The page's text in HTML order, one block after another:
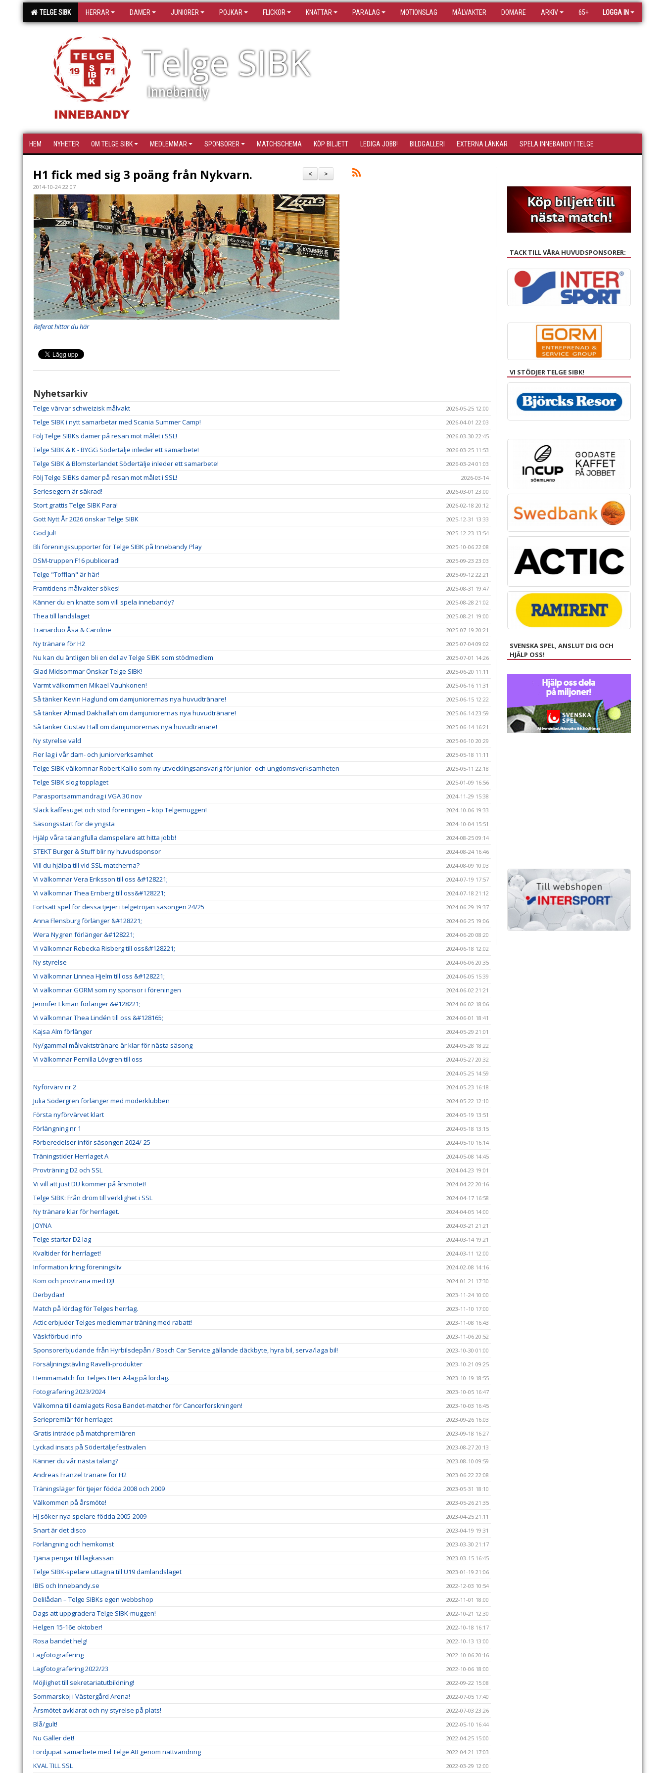
TELGE SIBK HERRAR DAMER JUNIORER POJKAR FLICKOR KNATTAR PARALAG MOTIONSLAG MÅLVAKTER DOMARE ARKIV 65+ LOGGA IN
Telge SIBK
Innebandy
HEM NYHETER OM TELGE SIBK MEDLEMMAR SPONSORER MATCHSCHEMA KÖP BILJETT LEDIGA JOBB! BILDGALLERI EXTERNA LÄNKAR SPELA INNEBANDY I TELGE
>
<
H1 fick med sig 3 poäng från Nykvarn.
2014-10-24 22:07
Referat hittar du här
Nyhetsarkiv
Telge värvar schweizisk målvakt 2026-05-25 12:00
Telge SIBK i nytt samarbetar med Scania Summer Camp! 2026-04-01 22:03
Följ Telge SIBKs damer på resan mot målet i SSL! 2026-03-30 22:45
Telge SIBK & K - BYGG Södertälje inleder ett samarbete! 2026-03-25 11:53
Telge SIBK & Blomsterlandet Södertälje inleder ett samarbete! 2026-03-24 01:03
Följ Telge SIBKs damer på resan mot målet i SSL! 2026-03-14
Seriesegern är säkrad! 2026-03-01 23:00
Stort grattis Telge SIBK Para! 2026-02-18 20:12
Gott Nytt År 2026 önskar Telge SIBK 2025-12-31 13:33
God Jul! 2025-12-23 13:54
Bli föreningssupporter för Telge SIBK på Innebandy Play 2025-10-06 22:08
DSM-truppen F16 publicerad! 2025-09-23 23:03
Telge "Tofflan" är här! 2025-09-12 22:21
Framtidens målvakter sökes! 2025-08-31 19:47
Känner du en knatte som vill spela innebandy? 2025-08-28 21:02
Thea till landslaget 2025-08-21 19:00
Tränarduo Åsa & Caroline 2025-07-19 20:21
Ny tränare för H2 2025-07-04 09:02
Nu kan du äntligen bli en del av Telge SIBK som stödmedlem 2025-07-01 14:26
Glad Midsommar Önskar Telge SIBK! 2025-06-20 11:11
Varmt välkommen Mikael Vauhkonen! 2025-06-16 11:31
Så tänker Kevin Haglund om damjuniorernas nya huvudtränare! 2025-06-15 12:22
Så tänker Ahmad Dakhallah om damjuniorernas nya huvudtränare! 2025-06-14 23:59
Så tänker Gustav Hall om damjuniorernas nya huvudtränare! 2025-06-14 16:21
Ny styrelse vald 2025-06-10 20:29
Fler lag i vår dam- och juniorverksamhet 2025-05-18 11:11
Telge SIBK välkomnar Robert Kallio som ny utvecklingsansvarig för junior- och ungdomsverksamheten 2025-05-11 22:18
Telge SIBK slog topplaget 2025-01-09 16:56
Parasportsammandrag i VGA 30 nov 2024-11-29 15:38
Släck kaffesuget och stöd föreningen – köp Telgemuggen! 2024-10-06 19:33
Säsongsstart för de yngsta 2024-10-04 15:51
Hjälp våra talangfulla damspelare att hitta jobb! 2024-08-25 09:14
STEKT Burger & Stuff blir ny huvudsponsor 2024-08-24 16:46
Vill du hjälpa till vid SSL-matcherna? 2024-08-09 10:03
Vi välkomnar Vera Eriksson till oss &#128221; 2024-07-19 17:57
Vi välkomnar Thea Ernberg till oss&#128221; 2024-07-18 21:12
Fortsatt spel för dessa tjejer i telgetröjan säsongen 24/25 2024-06-29 19:37
Anna Flensburg förlänger &#128221; 2024-06-25 19:06
Wera Nygren förlänger &#128221; 2024-06-20 08:20
Vi välkomnar Rebecka Risberg till oss&#128221; 2024-06-18 12:02
Ny styrelse 2024-06-06 20:35
Vi välkomnar Linnea Hjelm till oss &#128221; 2024-06-05 15:39
Vi välkomnar GORM som ny sponsor i föreningen 2024-06-02 21:21
Jennifer Ekman förlänger &#128221; 2024-06-02 18:06
Vi välkomnar Thea Lindén till oss &#128165; 2024-06-01 18:41
Kajsa Alm förlänger 2024-05-29 21:01
Ny/gammal målvaktstränare är klar för nästa säsong 2024-05-28 18:22
Vi välkomnar Pernilla Lövgren till oss
2024-05-27 20:32
2024-05-25 14:59
Nyförvärv nr 2 2024-05-23 16:18
Julia Södergren förlänger med moderklubben 2024-05-22 12:10
Första nyförvärvet klart 2024-05-19 13:51
Förlängning nr 1 2024-05-18 13:15
Förberedelser inför säsongen 2024/-25 2024-05-10 16:14
Träningstider Herrlaget A 2024-05-08 14:45
Provträning D2 och SSL 2024-04-23 19:01
Vi vill att just DU kommer på årsmötet! 2024-04-22 20:16
Telge SIBK: Från dröm till verklighet i SSL 2024-04-17 16:58
Ny tränare klar för herrlaget. 2024-04-05 14:00
JOYNA 2024-03-21 21:21
Telge startar D2 lag 2024-03-14 19:21
Kvaltider för herrlaget! 2024-03-11 12:00
Information kring föreningsliv 2024-02-08 14:16
Kom och provträna med DJ! 2024-01-21 17:30
Derbydax! 2023-11-24 10:00
Match på lördag för Telges herrlag. 2023-11-10 17:00
Actic erbjuder Telges medlemmar träning med rabatt! 2023-11-08 16:43
Väskförbud info 2023-11-06 20:52
Sponsorerbjudande från Hyrbilsdepån / Bosch Car Service gällande däckbyte, hyra bil, serva/laga bil! 2023-10-30 01:00
Försäljningstävling Ravelli-produkter 2023-10-21 09:25
Hemmamatch för Telges Herr A-lag på lördag. 2023-10-19 18:55
Fotografering 2023/2024 2023-10-05 16:47
Välkomna till damlagets Rosa Bandet-matcher för Cancerforskningen! 2023-10-03 16:45
Seriepremiär för herrlaget 2023-09-26 16:03
Gratis inträde på matchpremiären 2023-09-18 16:27
Lyckad insats på Södertäljefestivalen 2023-08-27 20:13
Känner du vår nästa talang? 2023-08-10 09:59
Andreas Fränzel tränare för H2 2023-06-22 22:08
Träningsläger för tjejer födda 2008 och 2009 2023-05-31 18:10
Välkommen på årsmöte! 2023-05-26 21:35
HJ söker nya spelare födda 2005-2009 2023-04-25 21:11
Snart är det disco 2023-04-19 19:31
Förlängning och hemkomst 2023-03-30 21:17
Tjäna pengar till lagkassan 2023-03-15 16:45
Telge SIBK-spelare uttagna till U19 damlandslaget 2023-01-19 21:06
IBIS och Innebandy.se 2022-12-03 10:54
Delilådan – Telge SIBKs egen webbshop 2022-11-01 18:00
Dags att uppgradera Telge SIBK-muggen! 2022-10-21 12:30
Helgen 15-16e oktober! 2022-10-18 16:17
Rosa bandet helg! 2022-10-13 13:00
Lagfotografering 2022-10-06 20:16
Lagfotografering 2022/23 2022-10-06 18:00
Möjlighet till sekretariatutbildning! 2022-09-22 15:08
Sommarskoj i Västergård Arena! 2022-07-05 17:40
Årsmötet avklarat och ny styrelse på plats! 2022-07-03 23:26
Blå/gult! 2022-05-10 16:44
Nu Gäller det! 2022-04-25 15:00
Fördjupat samarbete med Telge AB genom nattvandring 2022-04-21 17:03
KVAL TILL SSL 2022-03-29 12:00
TACK TILL VÅRA HUVUDSPONSORER:
VI STÖDJER TELGE SIBK!
SVENSKA SPEL, ANSLUT DIG OCH
HJÄLP OSS!